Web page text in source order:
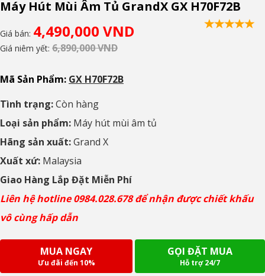
Máy Hút Mùi Âm Tủ GrandX GX H70F72B
Giá bán: 4,490,000 VND
Giá niêm yết: 6,890,000 VND
Mã Sản Phẩm: GX H70F72B
Tình trạng:Còn hàng
Loại sản phẩm: Máy hút mùi âm tủ
Hãng sản xuất:Grand X
Xuất xứ: Malaysia
Giao Hàng Lắp Đặt Miễn Phí
Liên hệ hotline 0984.028.678 để nhận được chiết khấu
vô cùng hấp dẫn
MUA NGAY
Ưu đãi đến 10%
GỌI ĐẶT MUA
Hỗ trợ 24/7